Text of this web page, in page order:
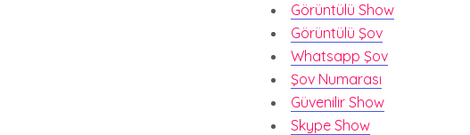
Görüntülü Show
Görüntülü Şov
Whatsapp Şov
Şov Numarası
Güvenilir Show
Skype Show